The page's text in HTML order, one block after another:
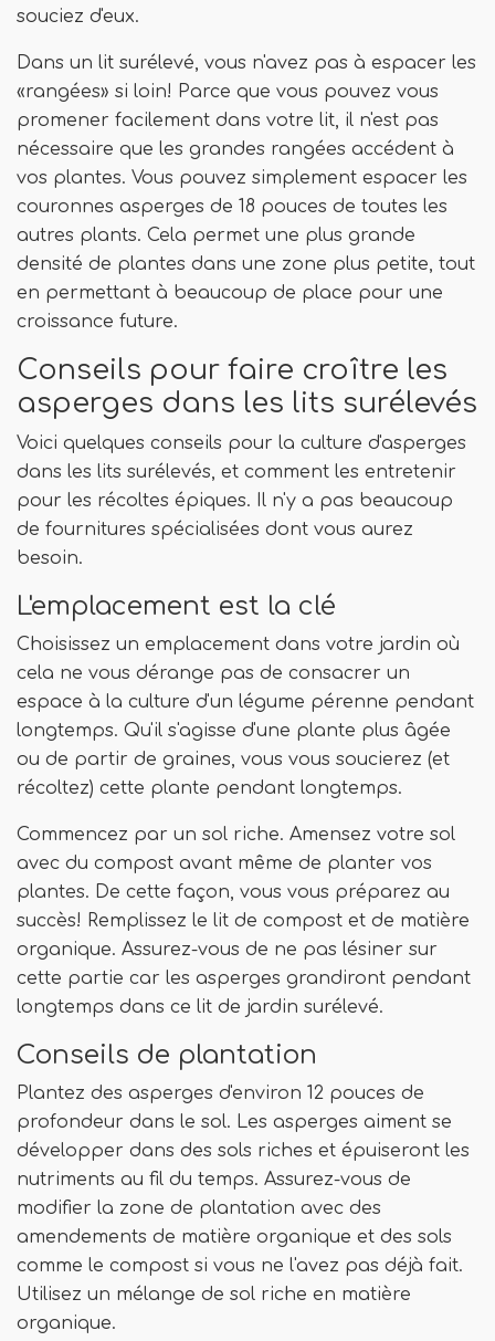
souciez d'eux.
Dans un lit surélevé, vous n'avez pas à espacer les
«rangées» si loin! Parce que vous pouvez vous
promener facilement dans votre lit, il n'est pas
nécessaire que les grandes rangées accédent à
vos plantes. Vous pouvez simplement espacer les
couronnes asperges de 18 pouces de toutes les
autres plants. Cela permet une plus grande
densité de plantes dans une zone plus petite, tout
en permettant à beaucoup de place pour une
croissance future.
Conseils pour faire croître les
asperges dans les lits surélevés
Voici quelques conseils pour la culture d'asperges
dans les lits surélevés, et comment les entretenir
pour les récoltes épiques. Il n'y a pas beaucoup
de fournitures spécialisées dont vous aurez
besoin.
L'emplacement est la clé
Choisissez un emplacement dans votre jardin où
cela ne vous dérange pas de consacrer un
espace à la culture d'un légume pérenne pendant
longtemps. Qu'il s'agisse d'une plante plus âgée
ou de partir de graines, vous vous soucierez (et
récoltez) cette plante pendant longtemps.
Commencez par un sol riche. Amensez votre sol
avec du compost avant même de planter vos
plantes. De cette façon, vous vous préparez au
succès! Remplissez le lit de compost et de matière
organique. Assurez-vous de ne pas lésiner sur
cette partie car les asperges grandiront pendant
longtemps dans ce lit de jardin surélevé.
Conseils de plantation
Plantez des asperges d'environ 12 pouces de
profondeur dans le sol. Les asperges aiment se
développer dans des sols riches et épuiseront les
nutriments au fil du temps. Assurez-vous de
modifier la zone de plantation avec des
amendements de matière organique et des sols
comme le compost si vous ne l'avez pas déjà fait.
Utilisez un mélange de sol riche en matière
organique.